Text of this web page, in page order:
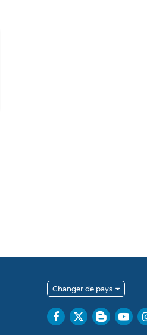
Changer de pays